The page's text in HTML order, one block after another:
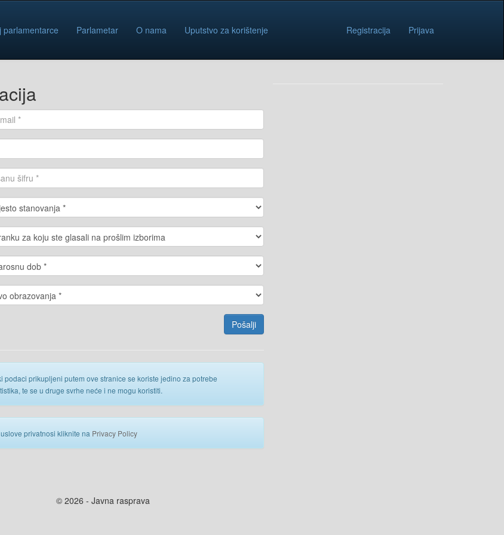
parlamentarce Parlametar O nama Uputstvo za korištenje Registracija Prijava
podaci prikupljeni putem ove stranice se koriste jedino za potrebe
te se u druge svrhe neće i ne mogu koristiti.
privatnosi kliknite na Privacy Policy
© 2026 - Javna rasprava